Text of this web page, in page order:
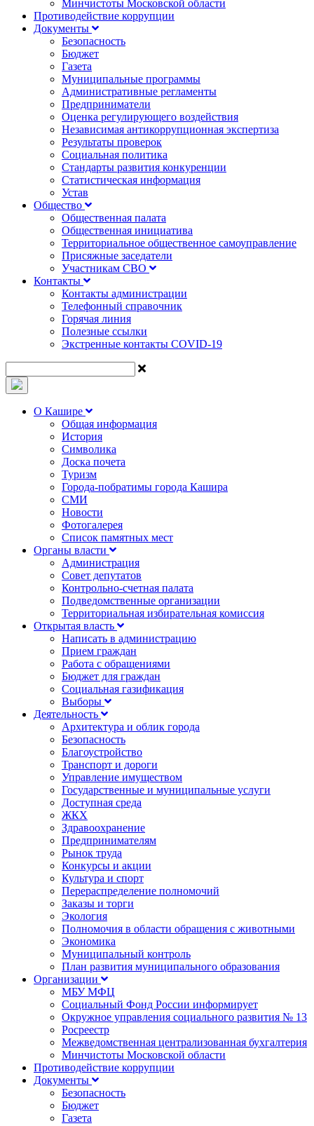
Минчистоты Московской области
Противодействие коррупции
Документы
Безопасность
Бюджет
Газета
Муниципальные программы
Административные регламенты
Предприниматели
Оценка регулирующего воздействия
Независимая антикоррупционная экспертиза
Результаты проверок
Социальная политика
Стандарты развития конкуренции
Статистическая информация
Устав
Общество
Общественная палата
Общественная инициатива
Территориальное общественное самоуправление
Присяжные заседатели
Участникам СВО
Контакты
Контакты администрации
Телефонный справочник
Горячая линия
Полезные ссылки
Экстренные контакты COVID-19
О Кашире
Общая информация
История
Символика
Доска почета
Туризм
Города-побратимы города Кашира
СМИ
Новости
Фотогалерея
Список памятных мест
Органы власти
Администрация
Совет депутатов
Контрольно-счетная палата
Подведомственные организации
Территориальная избирательная комиссия
Открытая власть
Написать в администрацию
Прием граждан
Работа с обращениями
Бюджет для граждан
Социальная газификация
Выборы
Деятельность
Архитектура и облик города
Безопасность
Благоустройство
Транспорт и дороги
Управление имуществом
Государственные и муниципальные услуги
Доступная среда
ЖКХ
Здравоохранение
Предпринимателям
Рынок труда
Конкурсы и акции
Культура и спорт
Перераспределение полномочий
Заказы и торги
Экология
Полномочия в области обращения с животными
Экономика
Муниципальный контроль
План развития муниципального образования
Организации
МБУ МФЦ
Социальный Фонд России информирует
Окружное управления социального развития № 13
Росреестр
Межведомственная централизованная бухгалтерия
Минчистоты Московской области
Противодействие коррупции
Документы
Безопасность
Бюджет
Газета